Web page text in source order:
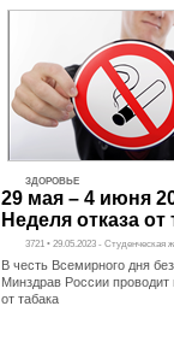
ЗДОРОВЬЕ
29 мая – 4 июня
Неделя отказа от
3721 • 29.05.2023 - Студенческая
В честь Всемирного дня
Минздрав России проводит
от табака